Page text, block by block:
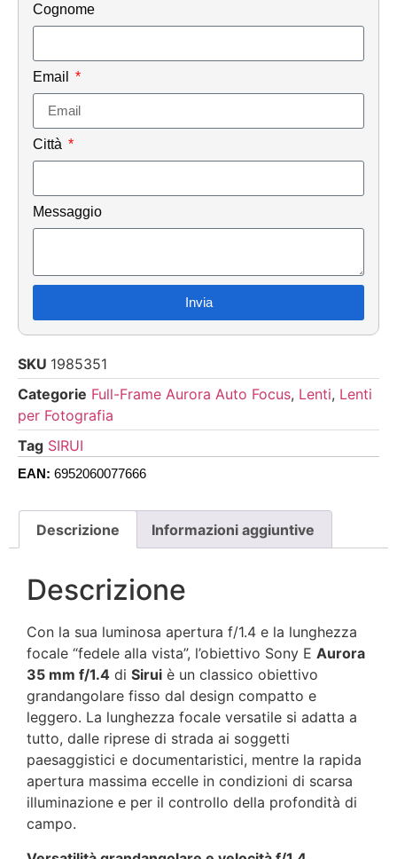
Cognome
Email
Città
Messaggio
Invia
SKU 1985351
Categorie Full-Frame Aurora Auto Focus, Lenti, Lenti
per Fotografia
Tag SIRUI
EAN: 6952060077666
Descrizione Informazioni aggiuntive
Descrizione
Con la sua luminosa apertura f/1.4 e la lunghezza
focale “fedele alla vista”, l’obiettivo Sony E Aurora
35 mm f/1.4 di Sirui è un classico obiettivo
grandangolare fisso dal design compatto e
leggero. La lunghezza focale versatile si adatta a
tutto, dalle riprese di strada ai soggetti
paesaggistici e documentaristici, mentre la rapida
apertura massima eccelle in condizioni di scarsa
illuminazione e per il controllo della profondità di
campo.